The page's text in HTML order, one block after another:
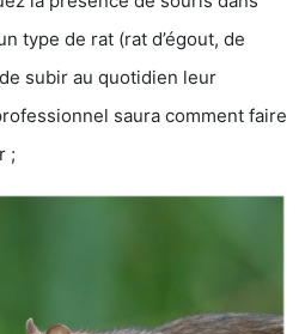
type de rat (rat d’égout, de
subir au quotidien leur
saura comment faire
;